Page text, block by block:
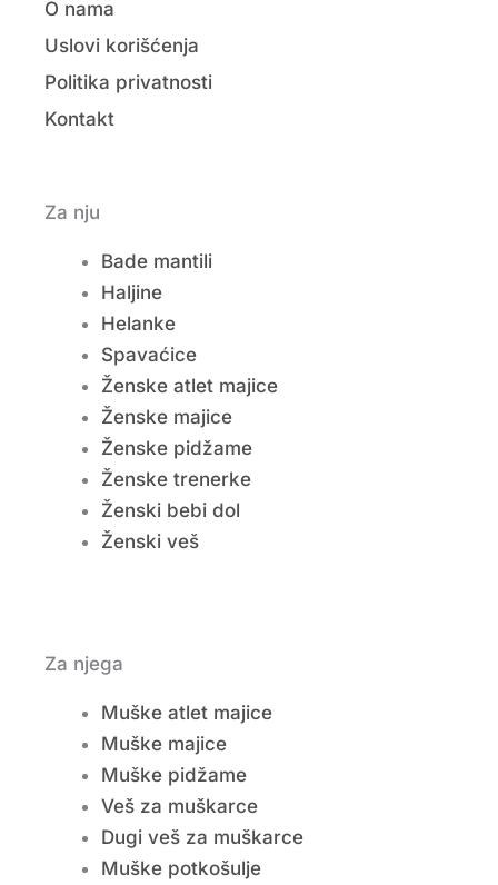
O nama
Uslovi korišćenja
Politika privatnosti
Kontakt
Za nju
Bade mantili
Haljine
Helanke
Spavaćice
Ženske atlet majice
Ženske majice
Ženske pidžame
Ženske trenerke
Ženski bebi dol
Ženski veš
Za njega
Muške atlet majice
Muške majice
Muške pidžame
Veš za muškarce
Dugi veš za muškarce
Muške potkošulje